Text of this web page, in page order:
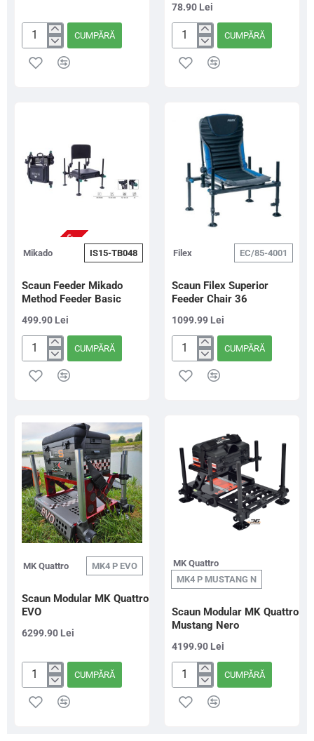
Preston
36
CUMPĂRĂ
78.90 Lei
Preston
Modular
Support
CUMPĂRĂ
NU ESTE IN STOC
Mikado IS15-TB048
Scaun Feeder Mikado
Method Feeder Basic
499.90 Lei
Scaun
Mikado
CUMPĂRĂ
Filex EC/85-4001
Scaun Filex Superior
Feeder Chair 36
1099.99 Lei
Scaun
Superior
CUMPĂRĂ
MK Quattro MK4 P EVO
Scaun Modular MK Quattro
EVO
6299.90 Lei
Scaun
MK
CUMPĂRĂ
MK Quattro
MK4 P MUSTANG N
Scaun Modular MK Quattro
Mustang Nero
4199.90 Lei
Scaun
MK
CUMPĂRĂ